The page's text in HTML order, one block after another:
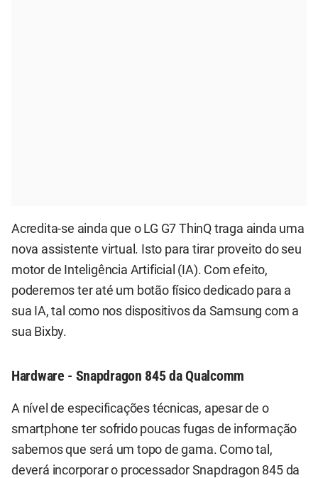
Acredita-se ainda que o LG G7 ThinQ traga ainda uma
nova assistente virtual. Isto para tirar proveito do seu
motor de Inteligência Artificial (IA). Com efeito,
poderemos ter até um botão físico dedicado para a
sua IA, tal como nos dispositivos da Samsung com a
sua Bixby.
Hardware - Snapdragon 845 da Qualcomm
A nível de especificações técnicas, apesar de o
smartphone ter sofrido poucas fugas de informação
sabemos que será um topo de gama. Como tal,
deverá incorporar o processador Snapdragon 845 da